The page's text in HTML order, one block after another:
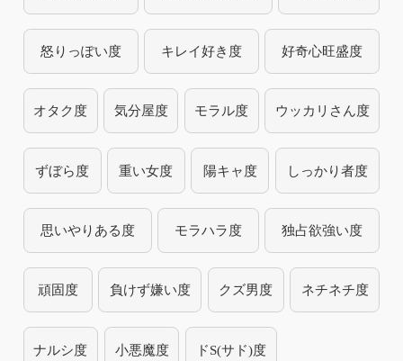
怒りっぽい度 キレイ好き度 好奇心旺盛度
オタク度 気分屋度 モラル度 ウッカリさん度
ずぼら度 重い女度 陽キャ度 しっかり者度
思いやりある度 モラハラ度 独占欲強い度
頑固度 負けず嫌い度 クズ男度 ネチネチ度
ナルシ度 小悪魔度 ドS(サド)度